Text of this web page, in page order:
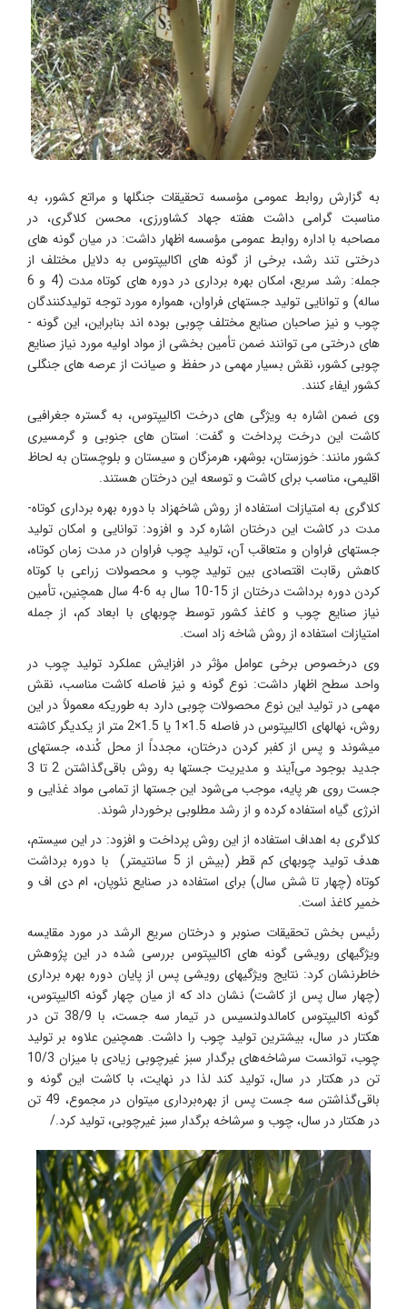
به گزارش روابط عمومی مؤسسه تحقیقات جنگلها و مراتع کشور، به
مناسبت گرامی‌ داشت هفته جهاد کشاورزی، محسن کلاگری، در
مصاحبه با اداره روابط عمومی مؤسسه اظهار داشت: در میان گونه ­های
درختی تند رشد، برخی از گونه­ های اکالیپتوس به­ دلایل مختلف از
جمله: رشد سریع، امکان بهره ­برداری در دوره‌ های کوتاه ­مدت (4 و 6
ساله) و توانایی تولید جستهای فراوان، همواره مورد توجه تولیدکنندگان
چوب و نیز صاحبان صنایع مختلف چوبی بوده ­اند بنابراین، این گونه ­
های درختی می ‌توانند ضمن تأمین بخشی از مواد اولیه مورد نیاز صنایع
چوبی کشور، نقش بسیار مهمی در حفظ و صیانت از عرصه‌ های جنگلی
کشور ایفاء کنند.
وی ضمن اشاره به ویژگی‌ های درخت اکالیپتوس، به گستره جغرافیی
کاشت این درخت پرداخت و گفت: استان‌ های جنوبی و گرمسیری
کشور مانند: خوزستان، بوشهر، هرمزگان و سیستان و بلوچستان به لحاظ
اقلیمی، مناسب برای کاشت و توسعه این درختان هستند.
کلاگری به امتیازات استفاده از روش شاخه­زاد با دوره بهره ­برداری کوتاه­
مدت در کاشت این درختان اشاره کرد و افزود: توانایی و امکان تولید
جستهای فراوان و متعاقب آن، تولید چوب فراوان در مدت زمان کوتاه،
کاهش رقابت اقتصادی بین تولید چوب و محصولات زراعی با کوتاه
کردن دوره برداشت درختان از 15-10 سال به 6-4 سال همچنین، تأمین
نیاز صنایع چوب و کاغذ کشور توسط چوبهای با ابعاد کم، از جمله
امتیازات استفاده از روش شاخه ‌زاد است.
وی درخصوص برخی عوامل مؤثر در افزایش عملکرد تولید چوب در
واحد سطح اظهار داشت: نوع گونه و نیز فاصله کاشت مناسب، نقش
مهمی در تولید این نوع محصولات چوبی دارد به طوریکه معمولاً در این
روش، نهالهای اکالیپتوس در فاصله 1.5×1 یا 1.5×2 متر از یکدیگر کاشته
میشوند و پس از کف­بر کردن درختان، مجدداً از محل کُنده،­ جستهای
جدید بوجود می‌آیند و مدیریت جستها به روش باقی‌گذاشتن 2 تا 3
جست روی هر پایه، موجب می‌شود این جستها از تمامی مواد غذایی و
انرژی گیاه استفاده کرده و از رشد مطلوبی برخوردار شوند.
کلاگری به اهداف استفاده از این روش پرداخت و افزود: در این سیستم،
هدف تولید چوبهای کم ‌قطر (بیش از 5 سانتی­متر) با دوره برداشت
کوتاه (چهار تا شش سال) برای استفاده در صنایع نئوپان، ام دی اف و
خمیر کاغذ است.
رئیس بخش تحقیقات صنوبر و درختان سریع‌ الرشد در مورد مقایسه
ویژگیهای رویشی گونه‌ های اکالیپتوس بررسی شده در این پژوهش
خاطرنشان کرد: نتایج ویژگیهای رویشی پس از پایان دوره بهره­ برداری
(چهار سال پس از کاشت) نشان داد که از میان چهار گونه اکالیپتوس،
گونه اکالیپتوس کامالدولنسیس در تیمار سه ‌جست، با 38/9 تن در
هکتار در سال، بیشترین تولید چوب را داشت. همچنین علاوه بر تولید
چوب، توانست سرشاخه‌های برگدار سبز غیرچوبی زیادی با میزان 10/3
تن در هکتار در سال، تولید کند لذا در نهایت، با کاشت این گونه و
باقی‌گذاشتن سه جست پس از بهره‌برداری میتوان در مجموع، 49 تن
در هکتار در سال، چوب و سرشاخه برگدار سبز غیرچوبی، تولید کرد./